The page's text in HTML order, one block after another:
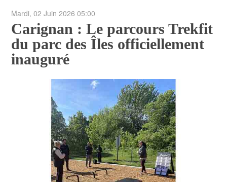
ENVIRONNEMENT
ÉCONOMIE
Mardi, 02 Juin 2026 05:00
Carignan : Le parcours Trekfit
du parc des Îles officiellement
inauguré